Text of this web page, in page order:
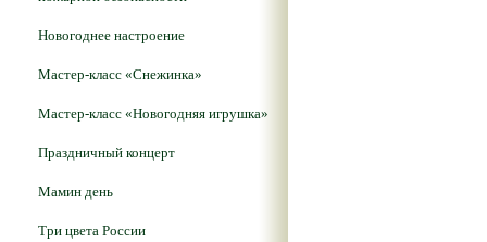
Новогоднее настроение
Мастер-класс «Снежинка»
Мастер-класс «Новогодняя игрушка»
Праздничный концерт
Мамин день
Три цвета России